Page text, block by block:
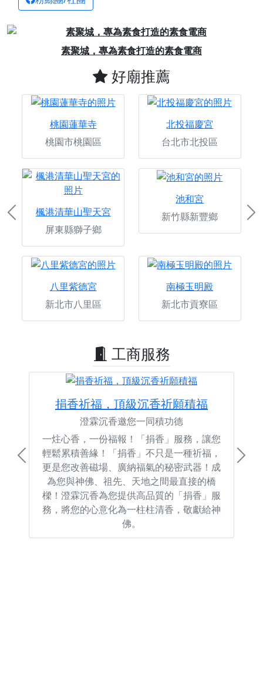
素聚城，專為素食打造的素食電商
Previous
好廟推薦
桃園蓮華寺
桃園市桃園區
北投福慶宮
台北市北投區
楓港清華山聖天宮
屏東縣獅子鄉
池和宮
新竹縣新豐鄉
八里紫德宮
新北市八里區
南極玉明殿
新北市貢寮區
Previous
工商服務
捐香祈福，頂級沉香祈願積福
澄霖沉香邀您一同積功德
一炷心香，一份福報！「捐香」服務，讓您
輕鬆累積善緣！「捐香」不只是一種祈福，
更是您改善磁場、廣納福氣的秘密武器！成
為您與神佛、祖先、天地之間最直接的橋
樑！澄霖沉香為您提供高品質的「捐香」服
務，將您的心意化為一柱柱清香，敬獻給神
佛。
Previous Next